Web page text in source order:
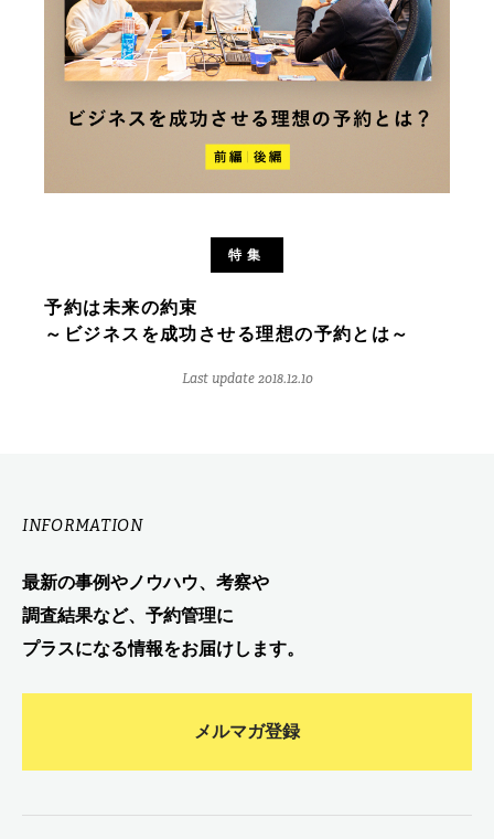
特集
予約は未来の約束
～ビジネスを成功させる理想の予約とは～
Last update 2018.12.10
INFORMATION
最新の事例やノウハウ、考察や
調査結果など、予約管理に
プラスになる情報をお届けします。
メルマガ登録